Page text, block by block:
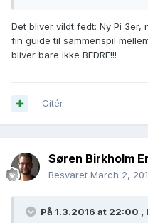
Det bliver vildt fedt: Ny Pi 3er,
fin guide til sammenspil
bliver bare ikke BEDRE!!!
Citér
Søren Birkholm
Besvaret March 2,
På 1.3.2016 at 22:00 ,